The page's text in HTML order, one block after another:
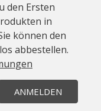
den Ersten
in
können den
abbestellen.
ANMELDEN